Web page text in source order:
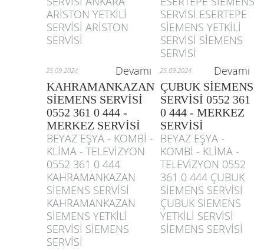
ARİSTON YETKİLİ
SERVİSİ ARİSTON
SERVİSİ
SERVİSİ ESERTEPE
SİEMENS YETKİLİ
SERVİSİ SİEMENS
SERVİSİ
25.09.2024 Devamı 25.09.2024 Devamı
KAHRAMANKAZAN
SİEMENS SERVİSİ
0552 361 0 444 -
MERKEZ SERVİSİ
ÇUBUK SİEMENS
SERVİSİ 0552 361
0 444 - MERKEZ
SERVİSİ
BEYAZ EŞYA - KOMBİ -
KLİMA - TELEVİZYON
0552 361 0 444
KAHRAMANKAZAN
SİEMENS SERVİSİ
KAHRAMANKAZAN
SİEMENS YETKİLİ
SERVİSİ SİEMENS
SERVİSİ
BEYAZ EŞYA -
KOMBİ - KLİMA -
TELEVİZYON 0552
361 0 444 ÇUBUK
SİEMENS SERVİSİ
ÇUBUK SİEMENS
YETKİLİ SERVİSİ
SİEMENS SERVİSİ